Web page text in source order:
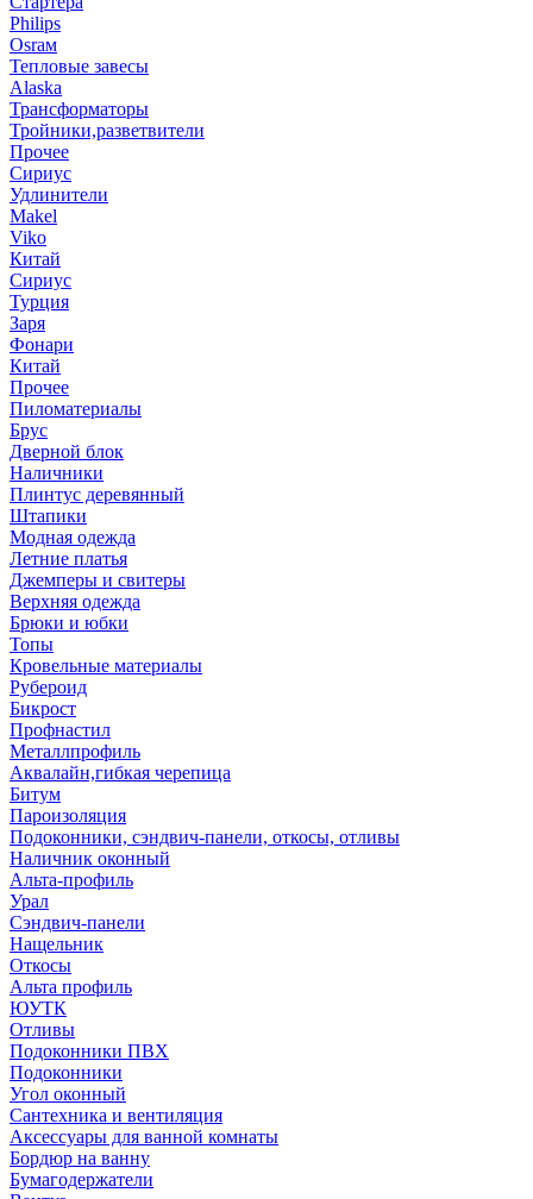
Philips
Оsrам
Тепловые завесы
Alaska
Трансформаторы
Тройники,разветвители
Прочее
Сириус
Удлинители
Makel
Viko
Китай
Сириус
Турция
Заря
Фонари
Китай
Прочее
Пиломатериалы
Брус
Дверной блок
Наличники
Плинтус деревянный
Штапики
Модная одежда
Летние платья
Джемперы и свитеры
Верхняя одежда
Брюки и юбки
Топы
Кровельные материалы
Рубероид
Бикрост
Профнастил
Металлпрофиль
Аквалайн,гибкая черепица
Битум
Пароизоляция
Подоконники, сэндвич-панели, откосы, отливы
Наличник оконный
Альта-профиль
Урал
Сэндвич-панели
Нащельник
Откосы
Альта профиль
ЮУТК
Отливы
Подоконники ПВХ
Подоконники
Угол оконный
Сантехника и вентиляция
Аксессуары для ванной комнаты
Бордюр на ванну
Бумагодержатели